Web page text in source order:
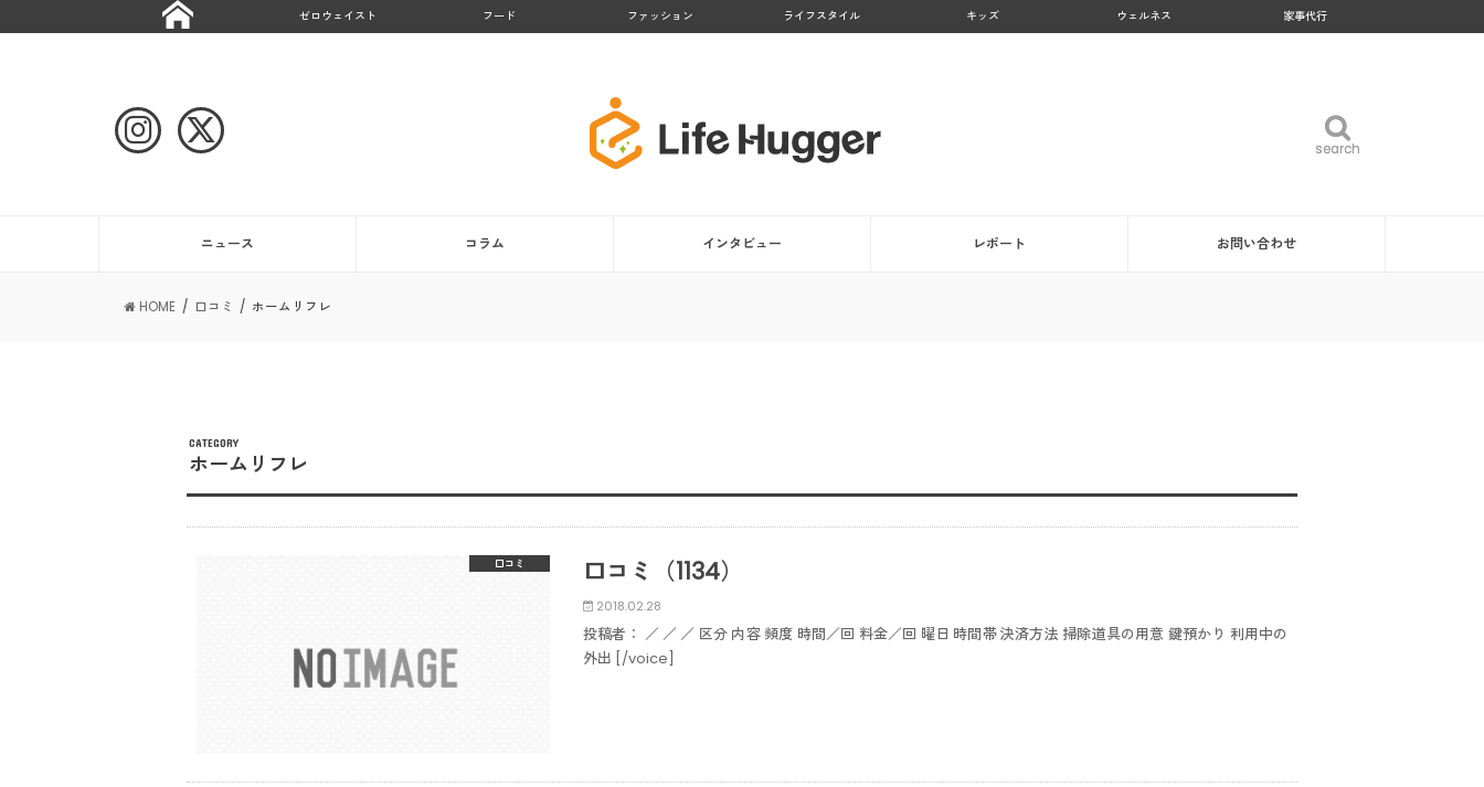
ゼロウェイスト フード ファッション ライフスタイル キッズ ウェルネス 家事代行
search
search
ニュース コラム インタビュー レポート お問い合わせ
HOME 口コミ ホームリフレ
CATEGORY
ホームリフレ
口コミ 口コミ（1134）
2018.02.28
投稿者： ／ ／ ／ 区分 内容 頻度 時間／回 料金／回 曜日 時間帯 決済方法 掃除道具の用意 鍵預かり 利用中の
外出 [/voice]